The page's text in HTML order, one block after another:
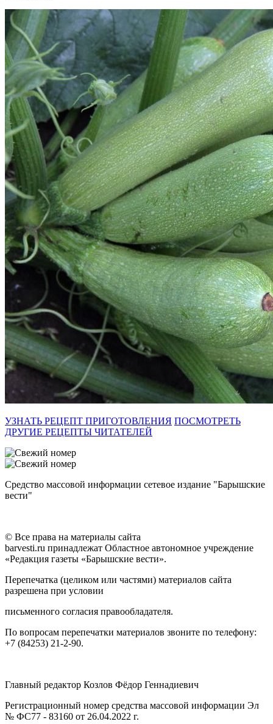
УЗНАТЬ РЕЦЕПТ ПРИГОТОВЛЕНИЯ ПОСМОТРЕТЬ
ДРУГИЕ РЕЦЕПТЫ ЧИТАТЕЛЕЙ
Средство массовой информации сетевое издание "Барышские
вести"
© Все права на материалы сайта
barvesti.ru принадлежат Областное автономное учреждение
«Редакция газеты «Барышские вести».
Перепечатка (целиком или частями) материалов сайта
разрешена при условии
письменного согласия правообладателя.
По вопросам перепечатки материалов звоните по телефону:
+7 (84253) 21-2-90.
Главный редактор Козлов Фёдор Геннадиевич
Регистрационный номер средства массовой информации Эл
№ ФС77 - 83160 от 26.04.2022 г.